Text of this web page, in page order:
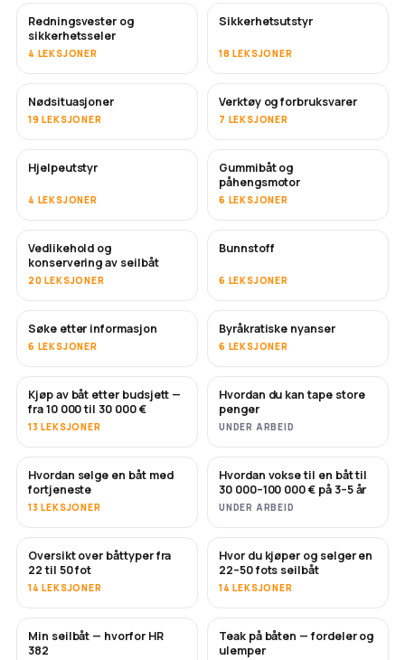
Redningsvester og
sikkerhetsseler
4 LEKSJONER
Sikkerhetsutstyr
18 LEKSJONER
Nødsituasjoner
19 LEKSJONER
Verktøy og forbruksvarer
7 LEKSJONER
Hjelpeutstyr
4 LEKSJONER
Gummibåt og
påhengsmotor
6 LEKSJONER
Vedlikehold og
konservering av seilbåt
20 LEKSJONER
SNART
Bunnstoff
6 LEKSJONER
Søke etter informasjon
6 LEKSJONER
Byråkratiske nyanser
6 LEKSJONER
SNART
Kjøp av båt etter budsjett —
fra 10 000 til 30 000 €
13 LEKSJONER
SNART
Hvordan du kan tape store
penger
UNDER ARBEID
NYTT
Hvordan selge en båt med
fortjeneste
13 LEKSJONER
NYTT
Hvordan vokse til en båt til
30 000–100 000 € på 3–5 år
UNDER ARBEID
SNART
Oversikt over båttyper fra
22 til 50 fot
14 LEKSJONER
SNART
Hvor du kjøper og selger en
22–50 fots seilbåt
14 LEKSJONER
SNART
Min seilbåt — hvorfor HR
382
SNART
Teak på båten — fordeler og
ulemper